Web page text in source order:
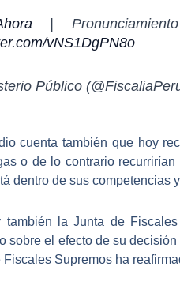
|
vNS1DgPN8o
Público
cuenta también que hoy
o de lo contrario
dentro de sus competencias
la Junta de
sobre el efecto de su
Fiscales Supremos ha